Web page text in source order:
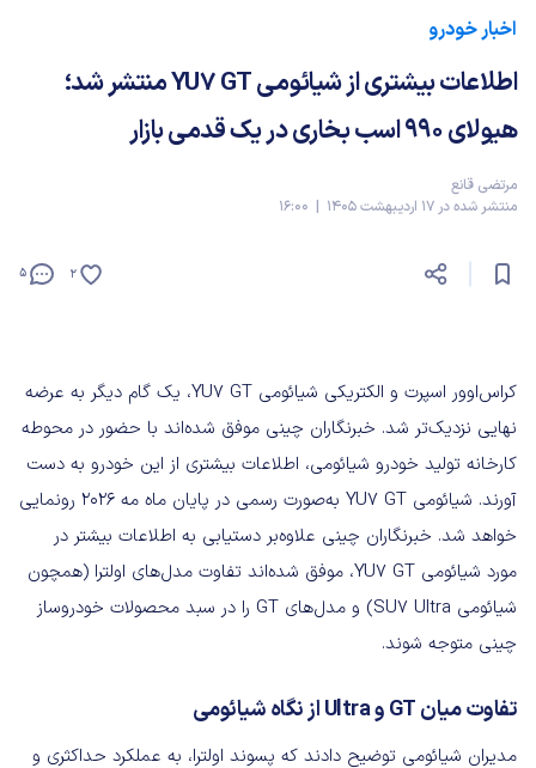
اخبار خودرو
اطلاعات بیشتری از شیائومی YU7 GT منتشر شد؛
هیولای ۹۹۰ اسب بخاری در یک قدمی بازار
مرتضی قانع
منتشر شده در 17 اردیبهشت 1405 | 16:00
5 2
کراس‌اوور اسپرت و الکتریکی شیائومی YU7 GT، یک گام دیگر به عرضه
نهایی نزدیک‌تر شد. خبرنگاران چینی موفق شده‌اند با حضور در محوطه
کارخانه تولید خودرو شیائومی، اطلاعات بیشتری از این خودرو به دست
آورند. شیائومی YU7 GT به‌صورت رسمی در پایان ماه مه ۲۰۲۶ رونمایی
خواهد شد. خبرنگاران چینی علاوه‌بر دستیابی به اطلاعات بیشتر در
مورد شیائومی YU7 GT، موفق شده‌اند تفاوت مدل‌های اولترا (همچون
شیائومی SU7 Ultra) و مدل‌های GT را در سبد محصولات خودروساز
چینی متوجه شوند.
تفاوت میان GT و Ultra از نگاه شیائومی
مدیران شیائومی توضیح دادند که پسوند اولترا، به عملکرد حداکثری و